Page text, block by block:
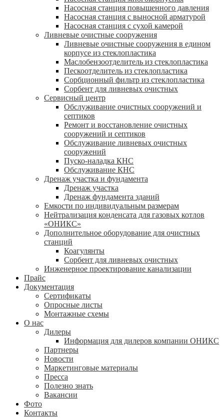
Насосная станция повышенного давления
Насосная станция с выносной арматурой
Насосная станция с сухой камерой
Ливневые очистные сооружения
Ливневые очистные сооружения в едином
корпусе из стеклопластика
Маслобензоотделитель из стеклопластика
Пескоотделитель из стеклопластика
Сорбционный фильтр из стеклопластика
Сорбент для ливневых очистных
Сервисный центр
Обслуживание очистных сооружений и
септиков
Ремонт и восстановление очистных
сооружений и септиков
Обслуживание ливневых очистных
сооружений
Пуско-наладка КНС
Обслуживание КНС
Дренаж участка и фундамента
Дренаж участка
Дренаж фундамента зданий
Емкости по индивидуальным размерам
Нейтрализация конденсата для газовых котлов
«ОНИКС»
Дополнительное оборудование для очистных
станций
Коагулянты
Сорбент для ливневых очистных
Инженерное проектирование канализации
Прайс
Документация
Сертификаты
Опросные листы
Монтажные схемы
О нас
Дилеры
Информация для дилеров компании ОНИКС
Партнеры
Новости
Маркетинговые материалы
Пресса
Полезно знать
Вакансии
Фото
Контакты